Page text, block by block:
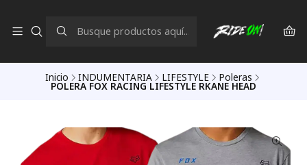
Inicio INDUMENTARIA LIFESTYLE Poleras
POLERA FOX RACING LIFESTYLE RKANE HEAD